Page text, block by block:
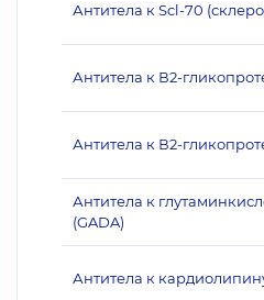
Антитела к Scl-70
Антитела к В2-
Антитела к В2-
Антитела к
(GADA)
Антитела к